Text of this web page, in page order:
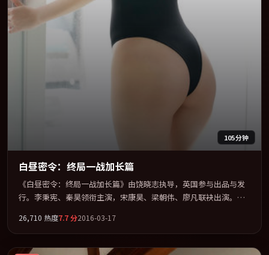
105分钟
白昼密令：终局一战加长篇
《白昼密令：终局一战加长篇》由饶晓志执导，英国参与出品与发
行。李秉宪、秦昊领衔主演，宋康昊、梁朝伟、廖凡联袂出演。多
为骨架，在叙事、表演与视听上力求统一。定于 2016-12-26 在内地
院线及主流平台同步亮相，2016 年度话题片中口碑稳健，适合喜欢
强情节与人物弧光的观众完整观看。
26,710 热度7.7分2016-03-17